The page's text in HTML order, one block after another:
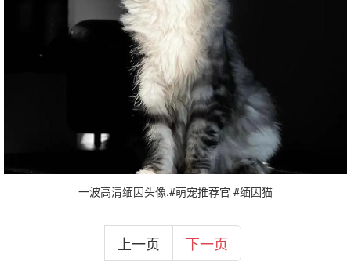
一波高清缅因头像.#萌宠推荐官 #缅因猫
上一页 下一页